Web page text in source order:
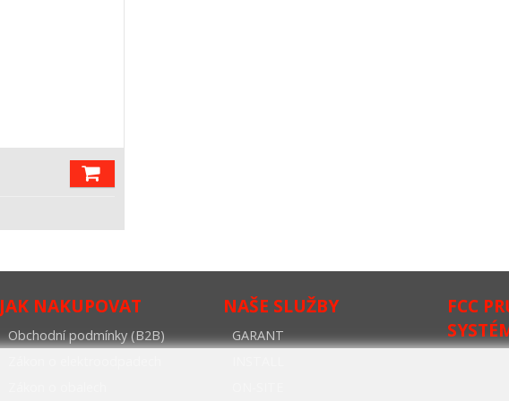
JAK NAKUPOVAT
Obchodní podmínky (B2B)
NAŠE SLUŽBY
GARANT
FCC